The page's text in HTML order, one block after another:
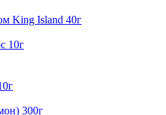
King Island 40г